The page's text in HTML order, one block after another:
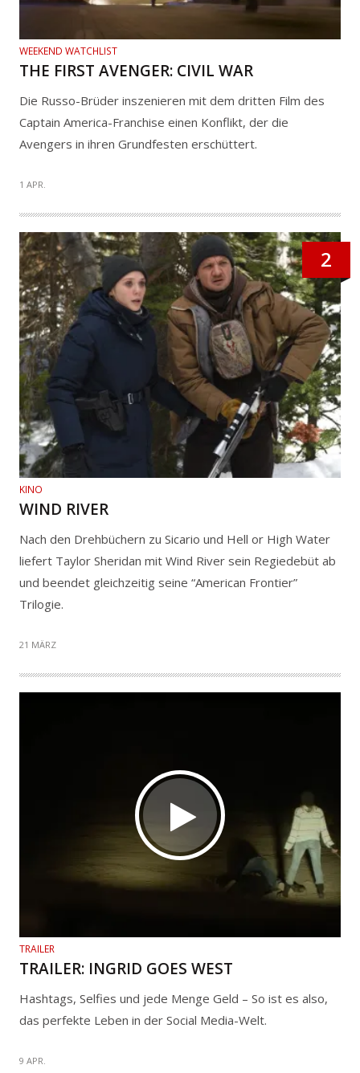
WEEKEND WATCHLIST
THE FIRST AVENGER: CIVIL WAR
Die Russo-Brüder inszenieren mit dem dritten Film des
Captain America-Franchise einen Konflikt, der die
Avengers in ihren Grundfesten erschüttert.
1 APR.
2
KINO
WIND RIVER
Nach den Drehbüchern zu Sicario und Hell or High Water
liefert Taylor Sheridan mit Wind River sein Regiedebüt ab
und beendet gleichzeitig seine “American Frontier”
Trilogie.
21 MÄRZ
TRAILER
TRAILER: INGRID GOES WEST
Hashtags, Selfies und jede Menge Geld – So ist es also,
das perfekte Leben in der Social Media-Welt.
9 APR.